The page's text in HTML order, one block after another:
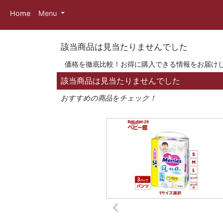
Home Menu
該当商品は見当たりませんでした
価格を徹底比較！お得に購入できる情報をお届け
該当商品は見当たりませんでした
おすすめの商品をチェック！